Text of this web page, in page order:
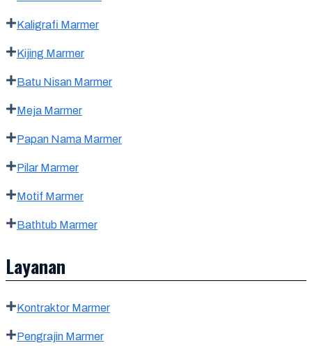
Kaligrafi Marmer
Kijing Marmer
Batu Nisan Marmer
Meja Marmer
Papan Nama Marmer
Pilar Marmer
Motif Marmer
Bathtub Marmer
Layanan
Kontraktor Marmer
Pengrajin Marmer